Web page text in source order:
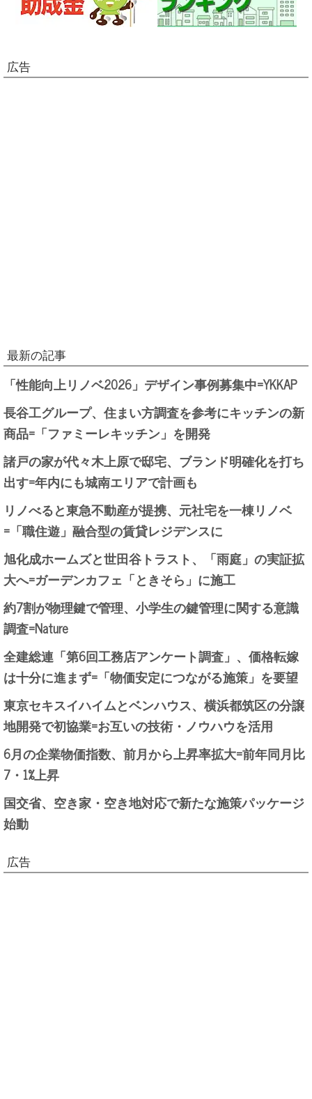
広告
最新の記事
「性能向上リノベ2026」デザイン事例募集中=YKKAP
長谷工グループ、住まい方調査を参考にキッチンの新
商品=「ファミーレキッチン」を開発
諸戸の家が代々木上原で邸宅、ブランド明確化を打ち
出す=年内にも城南エリアで計画も
リノべると東急不動産が提携、元社宅を一棟リノベ
=「職住遊」融合型の賃貸レジデンスに
旭化成ホームズと世田谷トラスト、「雨庭」の実証拡
大へ=ガーデンカフェ「ときそら」に施工
約7割が物理鍵で管理、小学生の鍵管理に関する意識
調査=Nature
全建総連「第6回工務店アンケート調査」、価格転嫁
は十分に進まず=「物価安定につながる施策」を要望
東京セキスイハイムとベンハウス、横浜都筑区の分譲
地開発で初協業=お互いの技術・ノウハウを活用
6月の企業物価指数、前月から上昇率拡大=前年同月比
7・1%上昇
国交省、空き家・空き地対応で新たな施策パッケージ
始動
広告